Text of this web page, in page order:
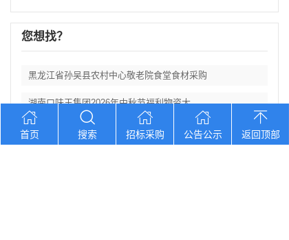
您想找？
黑龙江省孙吴县农村中心敬老院食堂食材采购
湖南口味王集团2026年中秋节福利物资大
辽宁省大洼区学校食堂食材全品采购配送服务
首页 搜索 招标采购 公告公示 返回顶部